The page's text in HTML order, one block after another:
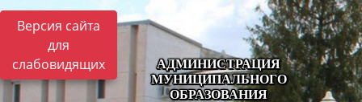
Версия сайта
для
слабовидящих
АДМИНИСТРАЦИЯ
МУНИЦИПАЛЬНОГО
ОБРАЗОВАНИЯ